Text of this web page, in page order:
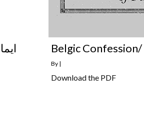
By |
Download the PDF